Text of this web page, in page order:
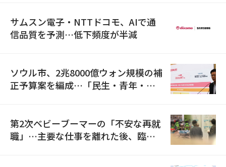
サムスン電子・NTTドコモ、AIで通
信品質を予測…低下頻度が半減
ソウル市、2兆8000億ウォン規模の補
正予算案を編成…「民生・青年・安
第2次ベビーブーマーの「不安な再就
職」…主要な仕事を離れた後、臨時